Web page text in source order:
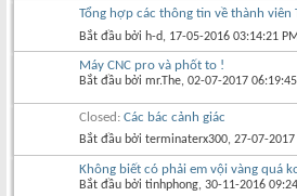
Tổng hợp các thông tin về thành viên
Bắt đầu bởi h-d‎, 17-05-2016 03:14:21 PM
Máy CNC pro và phốt to !
Bắt đầu bởi mr.The‎, 02-07-2017
Closed: Các bác cảnh giác
Bắt đầu bởi terminaterx300‎, 27-07-
Không biết có phải em vội vàng quá
Bắt đầu bởi tinhphong‎, 30-11-2016